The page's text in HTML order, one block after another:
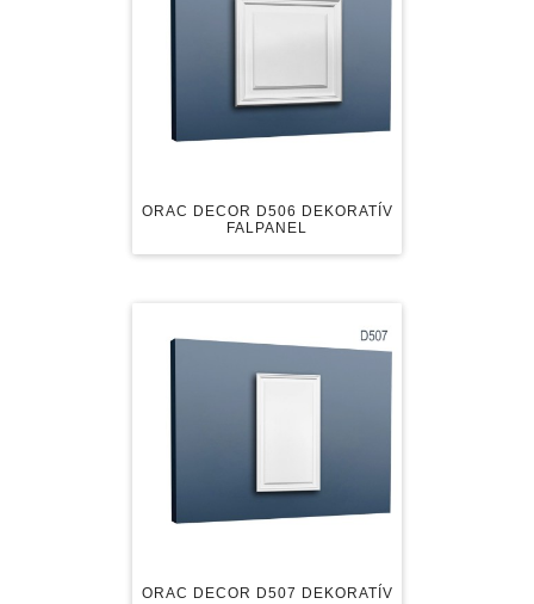
ORAC DECOR D506 DEKORATÍV
FALPANEL
ORAC DECOR D507 DEKORATÍV